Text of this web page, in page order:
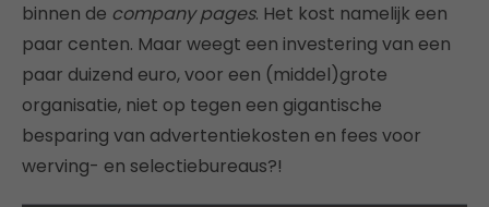
binnen de company pages. Het kost namelijk een
paar centen. Maar weegt een investering van een
paar duizend euro, voor een (middel)grote
organisatie, niet op tegen een gigantische
besparing van advertentiekosten en fees voor
werving- en selectiebureaus?!